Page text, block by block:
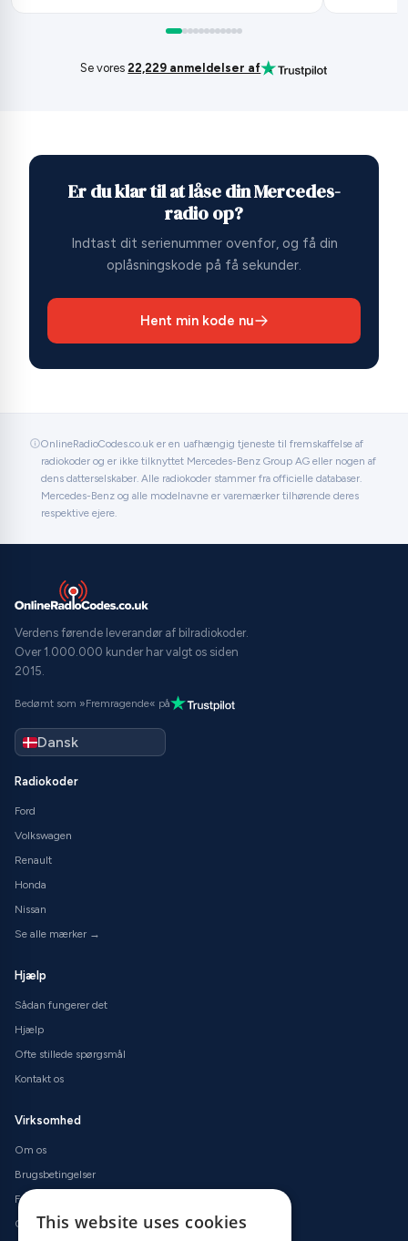
Se vores22,229 anmeldelser af
Er du klar til at låse din Mercedes-
radio op?
Indtast dit serienummer ovenfor, og få din
oplåsningskode på få sekunder.
Hent min kode nu
OnlineRadioCodes.co.uk er en uafhængig tjeneste til fremskaffelse af
radiokoder og er ikke tilknyttet Mercedes-Benz Group AG eller nogen af
dens datterselskaber. Alle radiokoder stammer fra officielle databaser.
Mercedes-Benz og alle modelnavne er varemærker tilhørende deres
respektive ejere.
Verdens førende leverandør af bilradiokoder.
Over 1.000.000 kunder har valgt os siden
2015.
Bedømt som »Fremragende« på
Radiokoder
Ford
Volkswagen
Renault
Honda
Nissan
Se alle mærker →
Hjælp
Sådan fungerer det
Hjælp
Ofte stillede spørgsmål
Kontakt os
Virksomhed
Om os
Brugsbetingelser
Fortrolighedspolitik
Cookiepolitik
This website uses cookies